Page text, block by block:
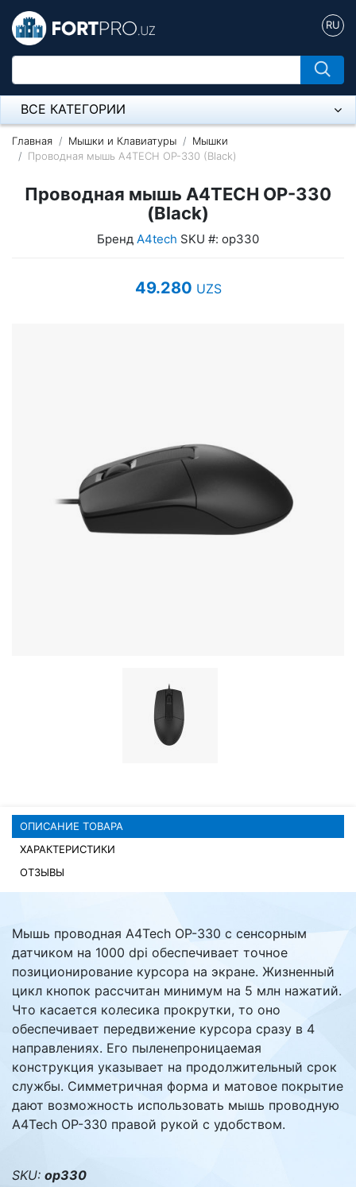
RU
ВСЕ КАТЕГОРИИ
Микрофон
Оборудование Mikrotik
UPS Источники бесперебойного питания
Мышки и Клавиатуры
Наушники
Главная Мышки и Клавиатуры
Мышки
Проводная мышь A4TECH OP-330 (Black)
Проводная мышь A4TECH OP-330
(Black)
Бренд A4tech SKU #: op330
49.280 UZS
ОПИСАНИЕ ТОВАРА
ХАРАКТЕРИСТИКИ
ОТЗЫВЫ
Мышь проводная A4Tech OP-330 с сенсорным
датчиком на 1000 dpi обеспечивает точное
позиционирование курсора на экране. Жизненный
цикл кнопок рассчитан минимум на 5 млн нажатий.
Что касается колесика прокрутки, то оно
обеспечивает передвижение курсора сразу в 4
направлениях. Его пыленепроницаемая
конструкция указывает на продолжительный срок
службы. Симметричная форма и матовое покрытие
дают возможность использовать мышь проводную
A4Tech OP-330 правой рукой с удобством.
SKU: op330